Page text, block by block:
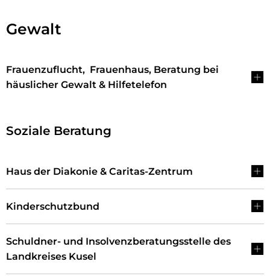
Gewalt
Frauenzuflucht, Frauenhaus, Beratung bei
häuslicher Gewalt & Hilfetelefon
Soziale Beratung
Haus der Diakonie & Caritas-Zentrum
Kinderschutzbund
Schuldner- und Insolvenzberatungsstelle des
Landkreises Kusel